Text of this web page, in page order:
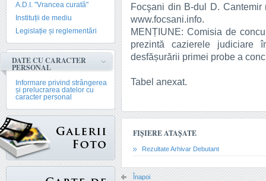
A.D.I. "Vrancea curată"
Instituții de mediu
Legislație și reglementări
DATE CU CARACTER
PERSONAL
Informare privind strângerea
și prelucrarea datelor cu
caracter personal
Focşani din B-dul D.
www.focsani.info.
MENȚIUNE: Comisia de
prezintă cazierele
desfășurării primei probe a
Tabel anexat.
FIȘIERE ATAȘATE
Rezultate Arhivar Debutant
Înapoi